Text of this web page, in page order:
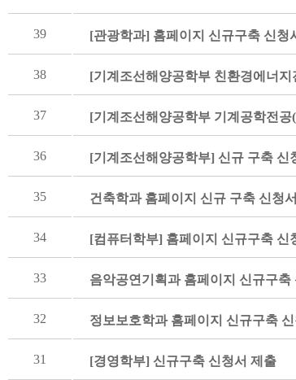
39 [관광학과] 홈페이지 신규구축 신청
38 [기계조선해양공학부 친환경에너
37 [기계조선해양공학부 기계공학전
36 [기계조선해양공학부] 신규 구축 신
35 건축학과 홈페이지 신규 구축 신청
34 [컴퓨터학부] 홈페이지 신규구축 신
33 음악공연기획과 홈페이지 신규구축
32 정보보호학과 홈페이지 신규구축
31 [경영학부] 신규구축 신청서 제출